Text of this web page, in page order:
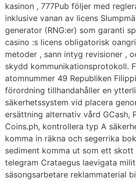
kasinon , 777Pub följer med
inklusive vanan av licens
generator (RNG:er) som garanti
casino :s licens obligatorisk
metoder , sann intyg revisioner ,
skydd kommunikationsprotokoll.
atomnummer 49 Republiken
förordning tillhandahåller en
säkerhetssystem vid placera
ersättning alternativ vård GCash,
Coins.ph, kontrollera typ A
komma in räkna och segerrika
sediment komma ut som ett skott
telegram Crataegus laevigata
säsongsarbetare reklammaterial